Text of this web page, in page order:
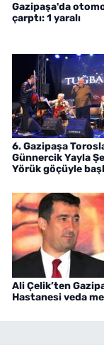
Gazipaşa'da
çarptı: 1 yaralı
6. Gazipaşa
Günnercik Yayla
Yörük göçüyle
Ali Çelik’ten
Hastanesi veda